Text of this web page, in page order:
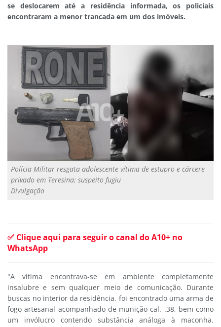
se deslocarem até a residência informada, os policiais
encontraram a menor trancada em um dos imóveis.
Polícia Militar resgata adolescente vítima de estupro e cárcere
privado em Teresina; suspeito fugiu
Divulgação
✅ Clique aqui para seguir o canal do A10+ no
WhatsApp
"A vítima encontrava-se em ambiente completamente
insalubre e sem qualquer meio de comunicação. Durante
buscas no interior da residência, foi encontrado uma arma de
fogo artesanal acompanhado de munição cal. .38, bem como
um invólucro contendo substância análoga à maconha.